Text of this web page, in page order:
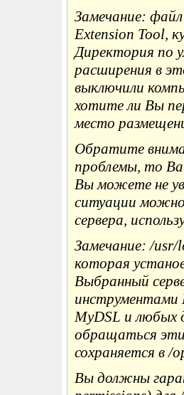
Замечание:
Extension Tool,
Директория по
расширения в
выключили
хотите ли Вы
место
Обратите
проблемы, то
Вы можете не
ситуации можно
сервера,
Замечание: /
которая
Выбранный
инструментами
MyDSL и любых
обращаться
сохраняется в /
Вы должны